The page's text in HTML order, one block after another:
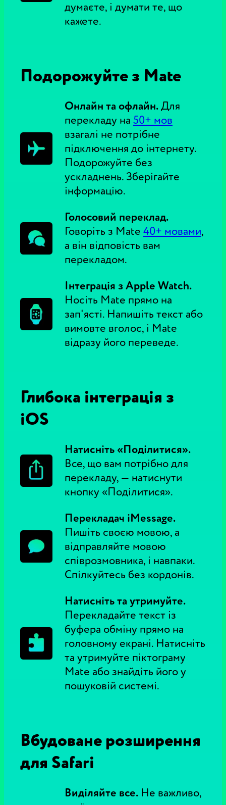
думаєте, і думати те, що
кажете.
Подорожуйте з Mate
Онлайн та офлайн.Для
перекладу на 50+ мов
взагалі не потрібне
підключення до інтернету.
Подорожуйте без
ускладнень. Зберігайте
інформацію.
Голосовий переклад.
Говоріть з Mate 40+ мовами,
а він відповість вам
перекладом.
Інтеграція з Apple Watch.
Носіть Mate прямо на
зап'ясті. Напишіть текст або
вимовте вголос, і Mate
відразу його переведе.
Глибока інтеграція з
iOS
Натисніть «Поділитися».
Все, що вам потрібно для
перекладу, — натиснути
кнопку «Поділитися».
Перекладач iMessage.
Пишіть своєю мовою, а
відправляйте мовою
співрозмовника, і навпаки.
Спілкуйтесь без кордонів.
Натисніть та утримуйте.
Перекладайте текст із
буфера обміну прямо на
головному екрані. Натисніть
та утримуйте піктограму
Mate або знайдіть його у
пошуковій системі.
Вбудоване розширення
для Safari
Виділяйте все. Не важливо,